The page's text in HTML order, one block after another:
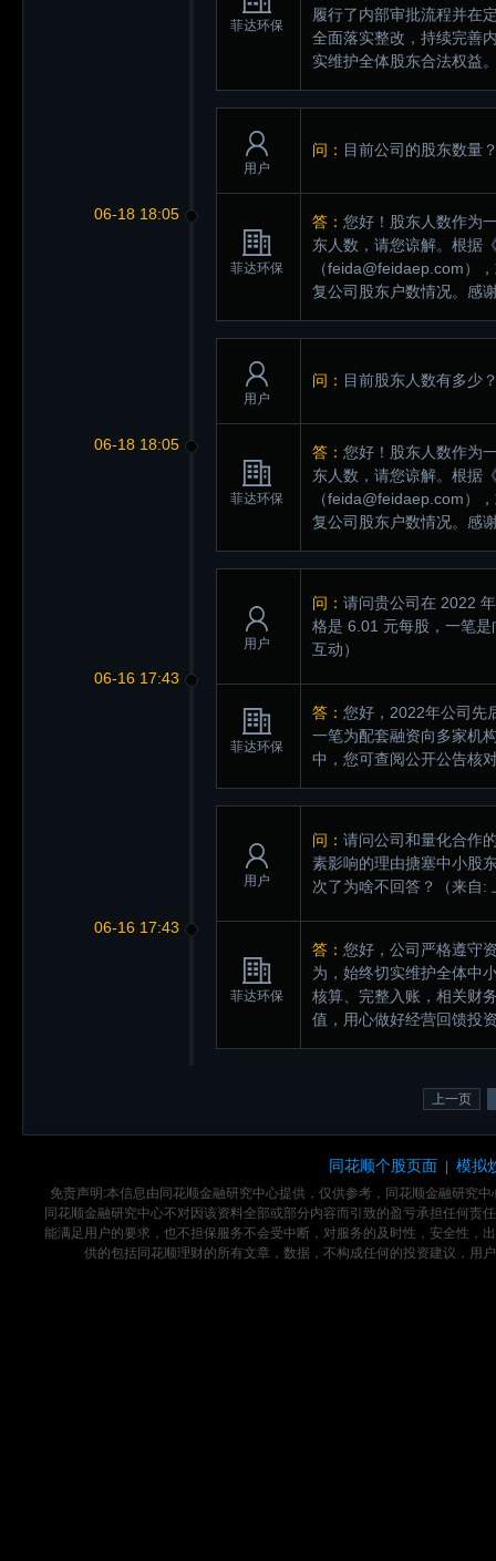
菲达环保
履行了内部审批流程并在
全面落实整改，持续完善
实维护全体股东合法权益
06-18 18:05
用户
问： 目前公司的股东数量
菲达环保
答： 您好！股东人数作为
东人数，请您谅解。根据
（feida@feidaep.com）
复公司股东户数情况。感
06-18 18:05
用户
问： 目前股东人数有多少
菲达环保
答： 您好！股东人数作为
东人数，请您谅解。根据
（feida@feidaep.com）
复公司股东户数情况。感
06-16 17:43
用户
问： 请问贵公司在 2022
格是 6.01 元每股，一笔
互动）
菲达环保
答： 您好，2022年公司先
一笔为配套融资向多家机
中，您可查阅公开公告核
06-16 17:43
用户
问： 请问公司和量化合作
素影响的理由搪塞中小股
次了为啥不回答？
（来自
菲达环保
答： 您好，公司严格遵守
为，始终切实维护全体中
核算、完整入账，相关财
值，用心做好经营回馈投
上一页
同花顺个股页面 模拟
免责声明:本信息由同花顺金融研究中心提供，仅供参考，同花顺金融研究
同花顺金融研究中心不对因该资料全部或部分内容而引致的盈亏承担任何
能满足用户的要求，也不担保服务不会受中断，对服务的及时性，安全性，
供的包括同花顺理财的所有文章，数据，不构成任何的投资建议，用